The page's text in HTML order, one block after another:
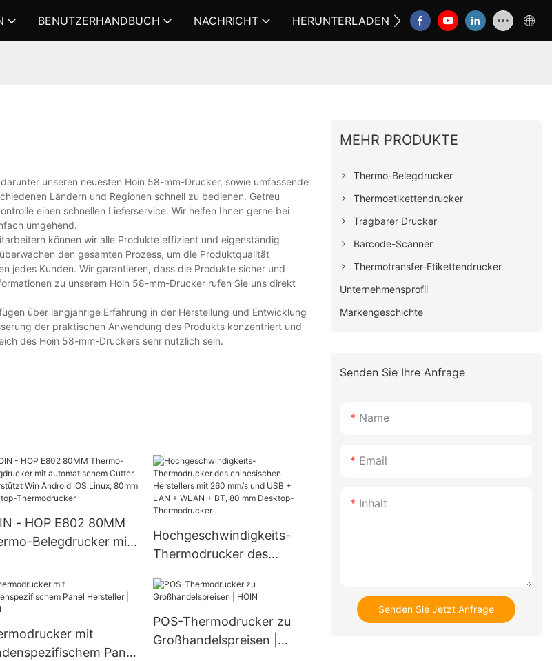
BENUTZERHANDBUCH NACHRICHT HERUNTERLADEN KONTAKTIEREN SIE UNS
unseren neuesten Hoin 58-mm-Drucker, sowie umfassende
Ländern und Regionen schnell zu bedienen. Getreu
einen schnellen Lieferservice. Wir helfen Ihnen gerne bei
umgehend.
können wir alle Produkte effizient und eigenständig
den gesamten Prozess, um die Produktqualität
jedes Kunden. Wir garantieren, dass die Produkte sicher und
zu unserem Hoin 58-mm-Drucker rufen Sie uns direkt
über langjährige Erfahrung in der Herstellung und Entwicklung
der praktischen Anwendung des Produkts konzentriert und
des Hoin 58-mm-Druckers sehr nützlich sein.
- HOP E802 80MM
Belegdrucker mit
Win Android
Linux, 80mm Desktop-
Hochgeschwindigkeits-
Thermodrucker des
mit 260 mm/s und USB +
Desktop-Thermodrucker
mit
Panel
POS-Thermodrucker zu
Großhandelspreisen |
MEHR PRODUKTE
Thermo-Belegdrucker
Thermoetikettendrucker
Tragbarer Drucker
Barcode-Scanner
Thermotransfer-Etikettendrucker
Unternehmensprofil
Markengeschichte
Senden Sie Ihre Anfrage
Name
Email
Inhalt
Senden Sie Jetzt Anfrage